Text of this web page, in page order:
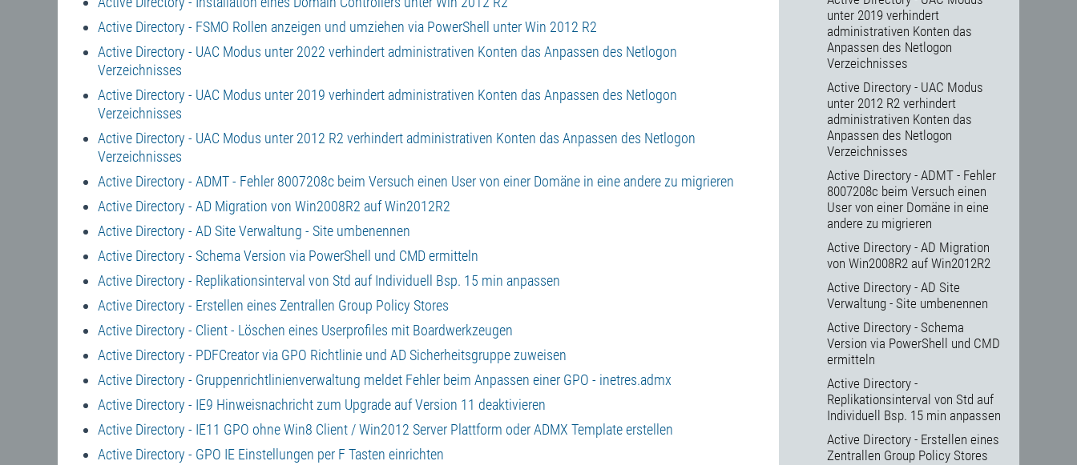
Active Directory - FSMO Rollen anzeigen und umziehen via PowerShell unter Win 2012 R2
Active Directory - UAC Modus unter 2022 verhindert administrativen Konten das Anpassen des Netlogon
Verzeichnisses
Active Directory - UAC Modus unter 2019 verhindert administrativen Konten das Anpassen des Netlogon
Verzeichnisses
Active Directory - UAC Modus unter 2012 R2 verhindert administrativen Konten das Anpassen des Netlogon
Verzeichnisses
Active Directory - ADMT - Fehler 8007208c beim Versuch einen User von einer Domäne in eine andere zu migrieren
Active Directory - AD Migration von Win2008R2 auf Win2012R2
Active Directory - AD Site Verwaltung - Site umbenennen
Active Directory - Schema Version via PowerShell und CMD ermitteln
Active Directory - Replikationsinterval von Std auf Individuell Bsp. 15 min anpassen
Active Directory - Erstellen eines Zentrallen Group Policy Stores
Active Directory - Client - Löschen eines Userprofiles mit Boardwerkzeugen
Active Directory - PDFCreator via GPO Richtlinie und AD Sicherheitsgruppe zuweisen
Active Directory - Gruppenrichtlinienverwaltung meldet Fehler beim Anpassen einer GPO - inetres.admx
Active Directory - IE9 Hinweisnachricht zum Upgrade auf Version 11 deaktivieren
Active Directory - IE11 GPO ohne Win8 Client / Win2012 Server Plattform oder ADMX Template erstellen
Active Directory - GPO IE Einstellungen per F Tasten einrichten
unter 2019 verhindert
administrativen Konten das
Anpassen des Netlogon
Verzeichnisses
Active Directory - UAC Modus
unter 2012 R2 verhindert
administrativen Konten das
Anpassen des Netlogon
Verzeichnisses
Active Directory - ADMT - Fehler
8007208c beim Versuch einen
User von einer Domäne in eine
andere zu migrieren
Active Directory - AD Migration
von Win2008R2 auf Win2012R2
Active Directory - AD Site
Verwaltung - Site umbenennen
Active Directory - Schema
Version via PowerShell und CMD
ermitteln
Active Directory -
Replikationsinterval von Std auf
Individuell Bsp. 15 min anpassen
Active Directory - Erstellen eines
Zentrallen Group Policy Stores